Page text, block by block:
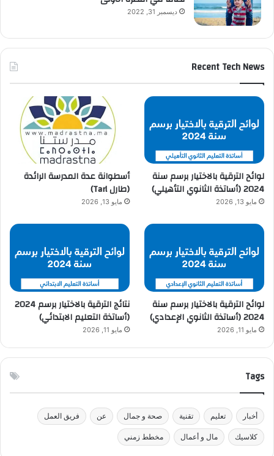
ديسمبر 31, 2022
Recent Tech News
لوائح الترقية بالاختيار برسم سنة
2024 (أساتذة الثانوي التأهيلي)
مايو 13, 2026
أسطوانة عدة المدرسة الرائدة
(طارل Tarl)
مايو 13, 2026
لوائح الترقية بالاختيار برسم سنة
2024 (أساتذة الثانوي الإعدادي)
مايو 11, 2026
نتائج الترقية بالاختيار برسم 2024
(أساتذة التعليم الابتدائي)
مايو 11, 2026
Tags
أخبار تعليم تقنية صحة و جمال عن فريق العمل
كلاسيك مال و أعمال مخطط زمني